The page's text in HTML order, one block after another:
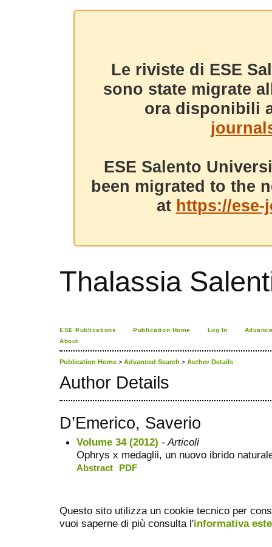
Le riviste di ESE
sono state migrate
ora disponibili
ESE Salento
been migrated to the
at https://
Thalassia
ESE Publications Publication Home Log In
About
Publication Home > Advanced Search > Author Details
Author Details
D’Emerico, Saverio
Volume 34 (2012) - Articoli
Ophrys x medaglii, un nuovo ibrido
Abstract PDF
Questo sito utilizza un cookie tecnico per
vuoi saperne di più consulta l'informativa